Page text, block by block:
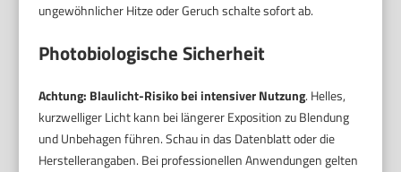
ungewöhnlicher Hitze oder Geruch schalte sofort ab.
Photobiologische Sicherheit
Achtung: Blaulicht-Risiko bei intensiver Nutzung. Helles,
kurzwelliger Licht kann bei längerer Exposition zu Blendung
und Unbehagen führen. Schau in das Datenblatt oder die
Herstellerangaben. Bei professionellen Anwendungen gelten